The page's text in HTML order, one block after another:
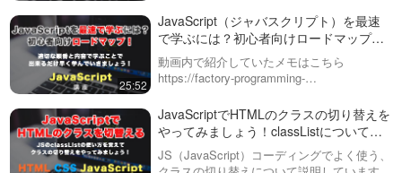
どのように違うのでしょうか？基本的な書き
方から実例までを簡単に説明します…
25:52
JavaScript（ジャバスクリプト）を最速
で学ぶには？初心者向けロードマップを
解説！
動画内で紹介していたメモはこちら
https://factory-programming-
JavaScriptの学習に関する初心者向けのロ…
JavaScriptでHTMLのクラスの切り替えを
やってみましょう！classListについて解
説しています。
JS（JavaScript）コーディングでよく使う、